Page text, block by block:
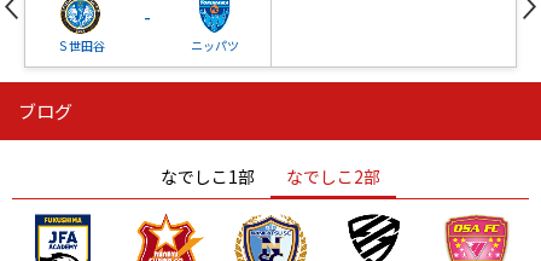
Ｓ世田谷
-
ニッパツ
ニッパツ
ニッパツ 名古屋
石人の星
静岡 愛媛Ｌ
ブログ
なでしこ1部 なでしこ2部